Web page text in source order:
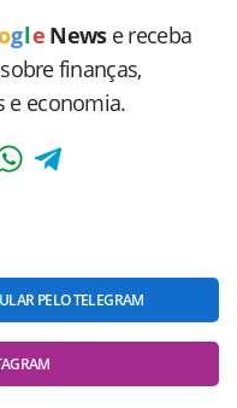
g le News e receba
finanças,
e economia.
PELO TELEGRAM